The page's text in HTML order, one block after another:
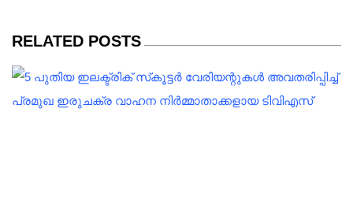
RELATED POSTS